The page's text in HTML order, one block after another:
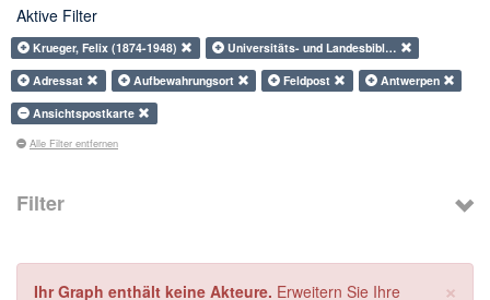
Aktive Filter
Krueger, Felix (1874-1948)
Universitäts- und Landesbibl…
Adressat
Aufbewahrungsort Feldpost
Antwerpen
Ansichtspostkarte
Alle Filter entfernen
Filter
×
Ihr Graph enthält keine Akteure. Erweitern Sie Ihre